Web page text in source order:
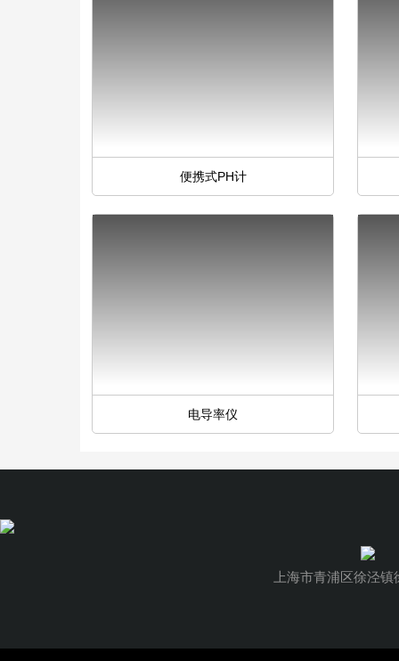
便携式PH计
电导率仪
上海市青浦区徐泾